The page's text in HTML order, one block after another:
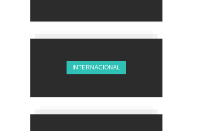
INTERNACIONAL